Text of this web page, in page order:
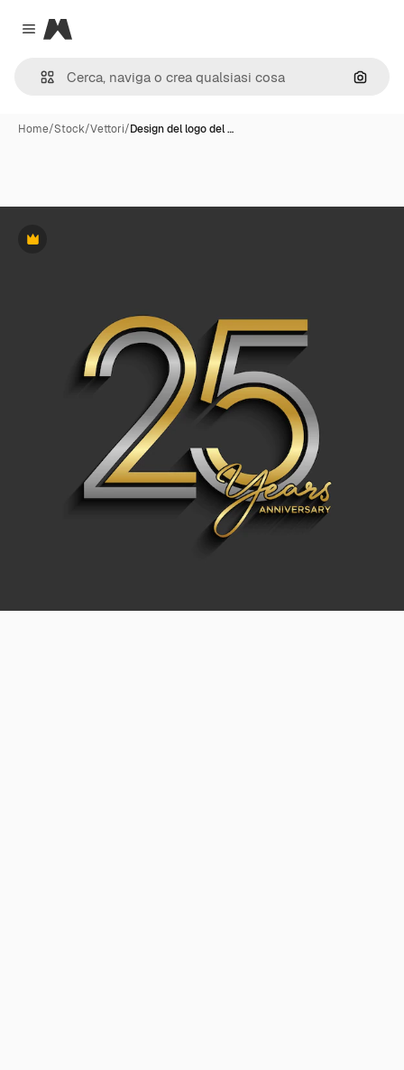
Close menu
Magnific
Cerca
Home/Stock/Vettori/Design del logo del …
Premium